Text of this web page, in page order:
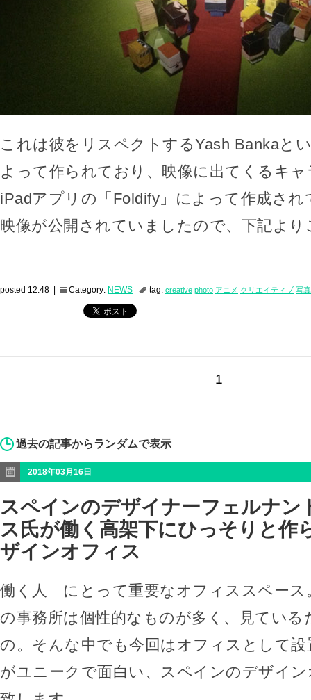
これは彼をリスペクトするYash Bankaと
よって作られており、映像に出てくるキ
iPadアプリの「Foldify」によって作成され
映像が公開されていましたので、下記よ
posted 12:48 | Category: NEWS tag: creative photo アニメ クリエイティブ 写真
1
過去の記事からランダムで表示
2018年03月16日
スペインのデザイナーフェルナン
ス氏が働く高架下にひっそりと作
ザインオフィス
働く人 にとって重要なオフィススペース
の事務所は個性的なものが多く、見ている
の。そんな中でも今回はオフィスとして設
がユニークで面白い、スペインのデザイ